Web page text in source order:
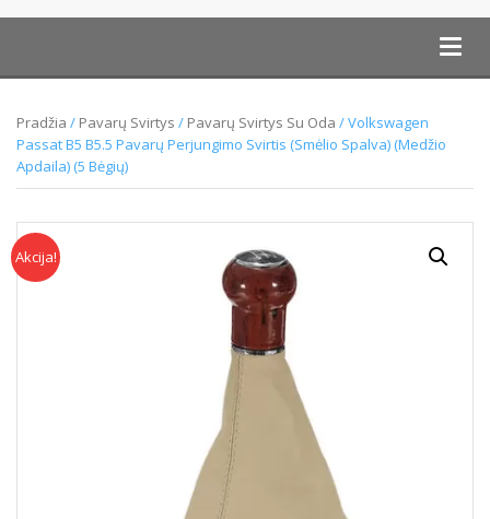
Pradžia / Pavarų Svirtys / Pavarų Svirtys Su Oda / Volkswagen
Passat B5 B5.5 Pavarų Perjungimo Svirtis (Smėlio Spalva) (Medžio
Apdaila) (5 Bėgių)
Akcija!